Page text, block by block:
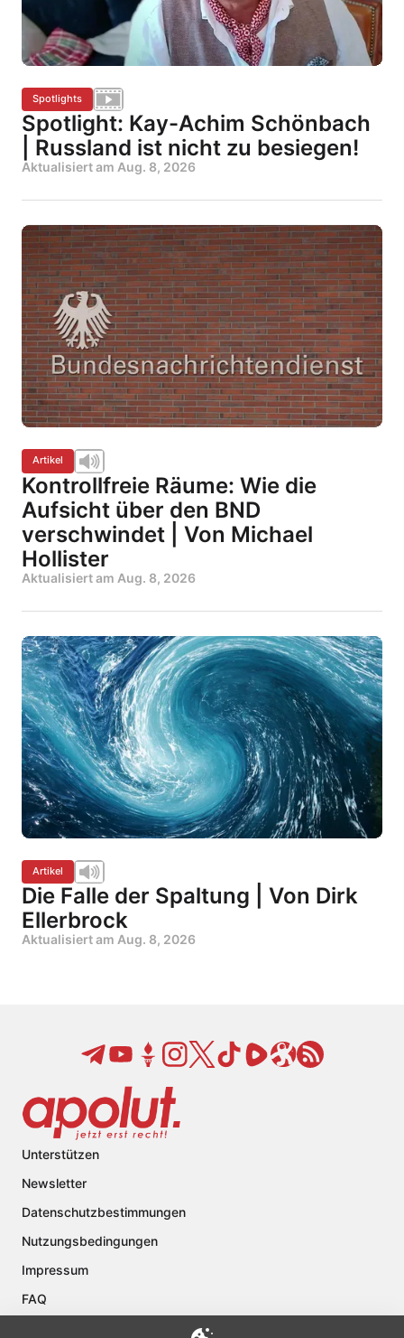
Spotlights
Spotlight: Kay-Achim Schönbach
| Russland ist nicht zu besiegen!
Aktualisiert am Aug. 8, 2026
Artikel
Kontrollfreie Räume: Wie die
Aufsicht über den BND
verschwindet | Von Michael
Hollister
Aktualisiert am Aug. 8, 2026
Artikel
Die Falle der Spaltung | Von Dirk
Ellerbrock
Aktualisiert am Aug. 8, 2026
Unterstützen
Newsletter
Datenschutzbestimmungen
Nutzungsbedingungen
Impressum
FAQ